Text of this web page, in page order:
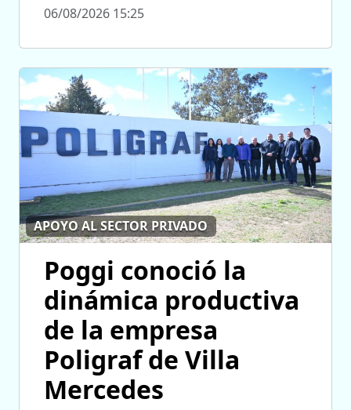
06/08/2026 15:25
APOYO AL SECTOR PRIVADO
Poggi conoció la
dinámica productiva
de la empresa
Poligraf de Villa
Mercedes